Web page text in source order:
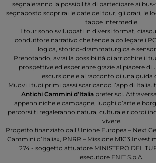
segnaleranno la possibilità di partecipare ai
segnaposto scoprirai le date del tour, gli orari, le
tappe intermedie.
I tour sono sviluppati in diversi format,
conduttore narrativo che tende a collegare i
logica, storico-drammaturgica e
Prenotando, avrai la possibilità di arricchire il
prospettive ed esperienze grazie al piacere di
escursione e al racconto di una guida
Muovi i tuoi primi passi scaricando l’app di
Antichi Cammini d’Italia preferisci.
appenniniche e campagne, luoghi d’arte e
percorsi ti regaleranno natura, cultura e ricordi
vivere.
Progetto finanziato dall’Unione Europea – Next
Cammini d’Italia», PNRR – Missione M1C3
274 - soggetto attuatore MINISTERO DEL
esecutore ENIT S.p.A.